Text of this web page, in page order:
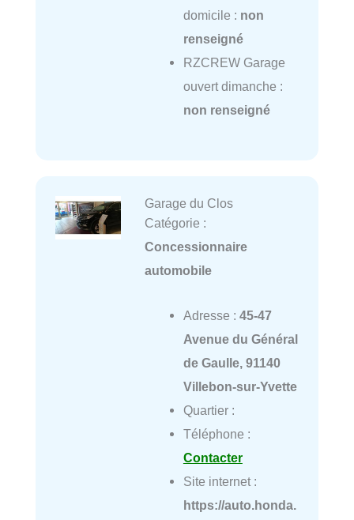
domicile : non
renseigné
RZCREW Garage
ouvert dimanche :
non renseigné
Garage du Clos
Catégorie :
Concessionnaire
automobile
Adresse : 45-47
Avenue du Général
de Gaulle, 91140
Villebon-sur-Yvette
Quartier :
Téléphone :
Contacter
Site internet :
https://auto.honda.